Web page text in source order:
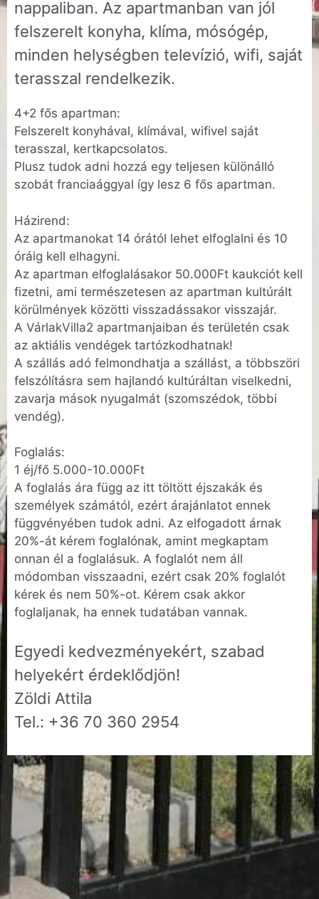
nappaliban. Az apartmanban van jól
felszerelt konyha, klíma, mósógép,
minden helységben televízió, wifi, saját
terasszal rendelkezik.
4+2 fős apartman:
Felszerelt konyhával, klímával, wifivel saját
terasszal, kertkapcsolatos.
Plusz tudok adni hozzá egy teljesen különálló
szobát franciaággyal így lesz 6 fős apartman.
Házirend:
Az apartmanokat 14 órától lehet elfoglalni és 10
óráig kell elhagyni.
Az apartman elfoglalásakor 50.000Ft kaukciót kell
fizetni, ami természetesen az apartman kultúrált
körülmények közötti visszadássakor visszajár.
A VárlakVilla2 apartmanjaiban és területén csak
az aktiális vendégek tartózkodhatnak!
A szállás adó felmondhatja a szállást, a többszöri
felszólításra sem hajlandó kultúráltan viselkedni,
zavarja mások nyugalmát (szomszédok, többi
vendég).
Foglalás:
1 éj/fő 5.000-10.000Ft
A foglalás ára függ az itt töltött éjszakák és
személyek számától, ezért árajánlatot ennek
függvényében tudok adni. Az elfogadott árnak
20%-át kérem foglalónak, amint megkaptam
onnan él a foglalásuk. A foglalót nem áll
módomban visszaadni, ezért csak 20% foglalót
kérek és nem 50%-ot. Kérem csak akkor
foglaljanak, ha ennek tudatában vannak.
Egyedi kedvezményekért, szabad
helyekért érdeklődjön!
Zöldi Attila
Tel.: +36 70 360 2954